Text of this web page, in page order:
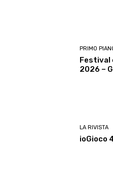
PRIMO
Festival
2026 –
LA RIVISTA
ioGioco